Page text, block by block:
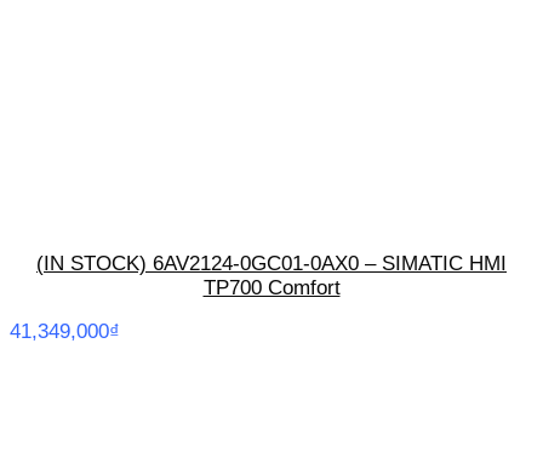
(IN STOCK) 6AV2124-0GC01-0AX0 – SIMATIC HMI
TP700 Comfort
41,349,000₫